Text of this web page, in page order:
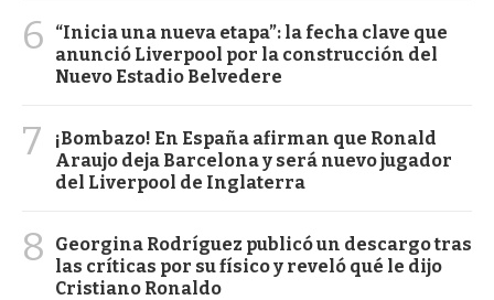
6
“Inicia una nueva etapa”: la fecha clave que
anunció Liverpool por la construcción del
Nuevo Estadio Belvedere
7
¡Bombazo! En España afirman que Ronald
Araujo deja Barcelona y será nuevo jugador
del Liverpool de Inglaterra
8
Georgina Rodríguez publicó un descargo tras
las críticas por su físico y reveló qué le dijo
Cristiano Ronaldo